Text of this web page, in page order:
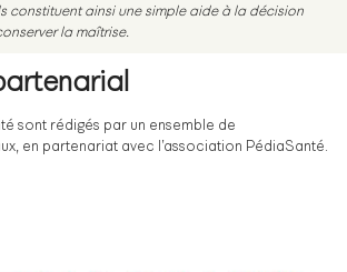
constituent ainsi une simple aide à la décision
la maîtrise.
sont rédigés par un ensemble de
en partenariat avec l’association PédiaSanté.